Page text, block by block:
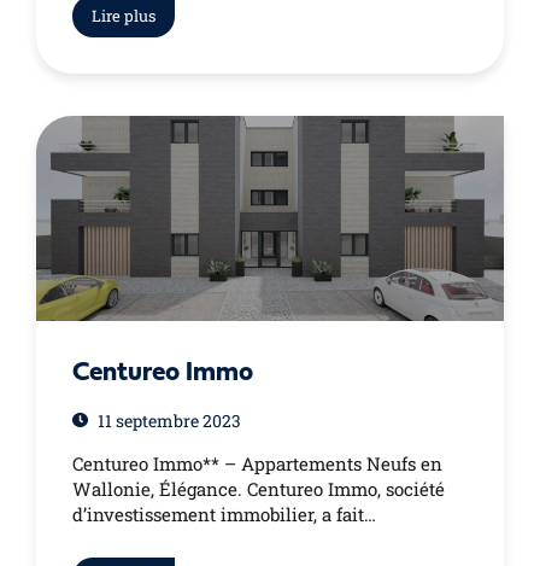
Lire plus
Centureo Immo
11 septembre 2023
Centureo Immo** – Appartements Neufs en
Wallonie, Élégance. Centureo Immo, société
d’investissement immobilier, a fait…